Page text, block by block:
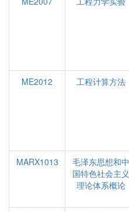
ME2012
工程计算方法
MARX1013
毛泽东思想和中
国特色社会主义
理论体系概论